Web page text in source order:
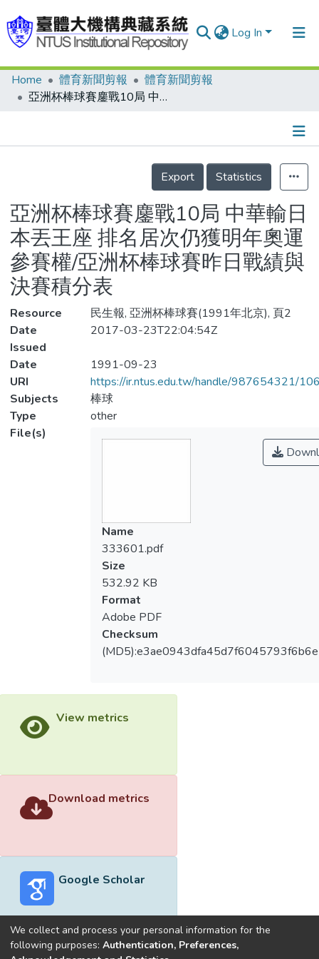
Log In
Communities & Collections
Statistics
Home 體育新聞剪報
體育新聞剪報
亞洲杯棒球賽鏖戰10局 中華輸日本丟王座 排名居次仍獲明年奧運參賽權/亞洲杯棒球賽昨日戰績與決賽積分表
Details
Export
Statistics
亞洲杯棒球賽鏖戰10局 中華輸日
本丟王座 排名居次仍獲明年奧運
參賽權/亞洲杯棒球賽昨日戰績與
決賽積分表
Resource
民生報, 亞洲杯棒球賽(1991年北京), 頁2
Date
Issued
2017-03-23T22:04:54Z
Date
1991-09-23
URI
https://ir.ntus.edu.tw/handle/987654321/
Subjects
棒球
Type
other
File(s)
Name
333601.pdf
Size
532.92 KB
Format
Adobe PDF
Checksum
View metrics
Download metrics
Google Scholar
We collect and process your personal information for the
following purposes: Authentication, Preferences,